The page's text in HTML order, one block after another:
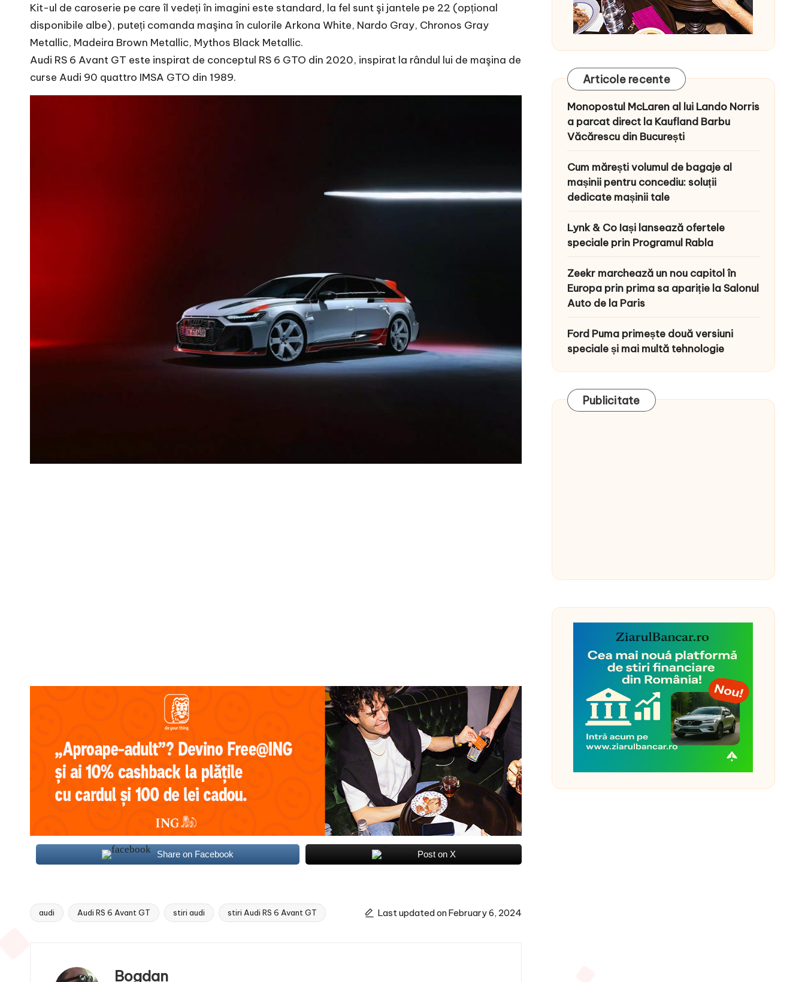
Kit-ul de caroserie pe care îl vedeți în imagini este standard, la fel sunt şi jantele pe 22 (opțional
disponibile albe), puteți comanda maşina în culorile Arkona White, Nardo Gray, Chronos Gray
Metallic, Madeira Brown Metallic, Mythos Black Metallic.
Audi RS 6 Avant GT este inspirat de conceptul RS 6 GTO din 2020, inspirat la rândul lui de maşina de
curse Audi 90 quattro IMSA GTO din 1989.
Share on Facebook Post on X
Tags:
audi Audi RS 6 Avant GT stiri audi stiri Audi RS 6 Avant GT Last updated on February 6, 2024
Bogdan
Articole recente
Monopostul McLaren al lui Lando Norris
a parcat direct la Kaufland Barbu
Văcărescu din București
Cum mărești volumul de bagaje al
mașinii pentru concediu: soluții
dedicate mașinii tale
Lynk & Co Iași lansează ofertele
speciale prin Programul Rabla
Zeekr marchează un nou capitol în
Europa prin prima sa apariție la Salonul
Auto de la Paris
Ford Puma primește două versiuni
speciale și mai multă tehnologie
Publicitate